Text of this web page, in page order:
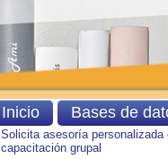
Solicita asesoría personalizada
capacitación grupal
Inicio Bases de